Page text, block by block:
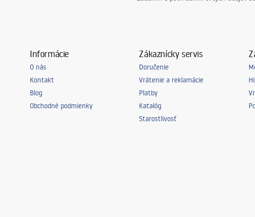
Informácie
O nás
Kontakt
Blog
Obchodné podmienky
Zákaznícky servis
Doručenie
Vrátenie a reklamácie
Platby
Katalóg
Starostlivosť